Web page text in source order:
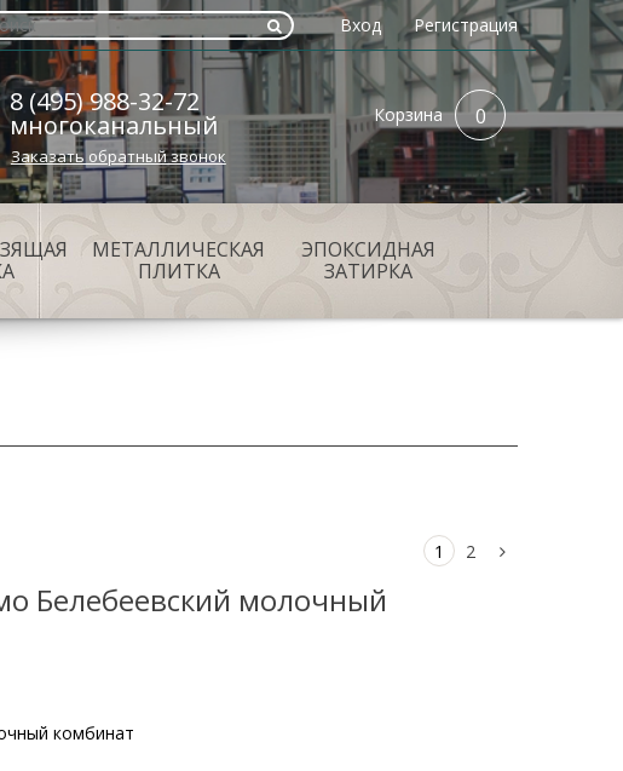
Вход Регистрация
Корзина 0
8 (495) 988-32-72
многоканальный
Заказать обратный звонок
МЕТАЛЛИЧЕСКАЯ
ПЛИТКА
ЭПОКСИДНАЯ
ЗАТИРКА
1 2
Белебеевский молочный
комбинат